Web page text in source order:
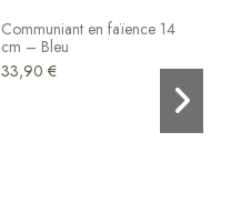
Communiant en faïence 14
cm – Bleu
33,90 €